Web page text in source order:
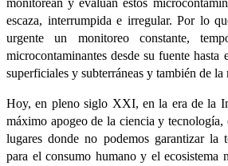
monitorean y evalúan estos
escaza, interrumpida e irregular. Por lo
urgente un monitoreo constante,
microcontaminantes desde su fuente hasta
superficiales y subterráneas y también de la
Hoy, en pleno siglo XXI, en la era de la
máximo apogeo de la ciencia y tecnología,
lugares donde no podemos garantizar la
para el consumo humano y el ecosistema